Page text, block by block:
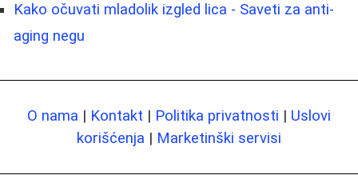
Kako očuvati mladolik izgled lica - Saveti za anti-
aging negu
O nama | Kontakt | Politika privatnosti | Uslovi
korišćenja | Marketinški servisi